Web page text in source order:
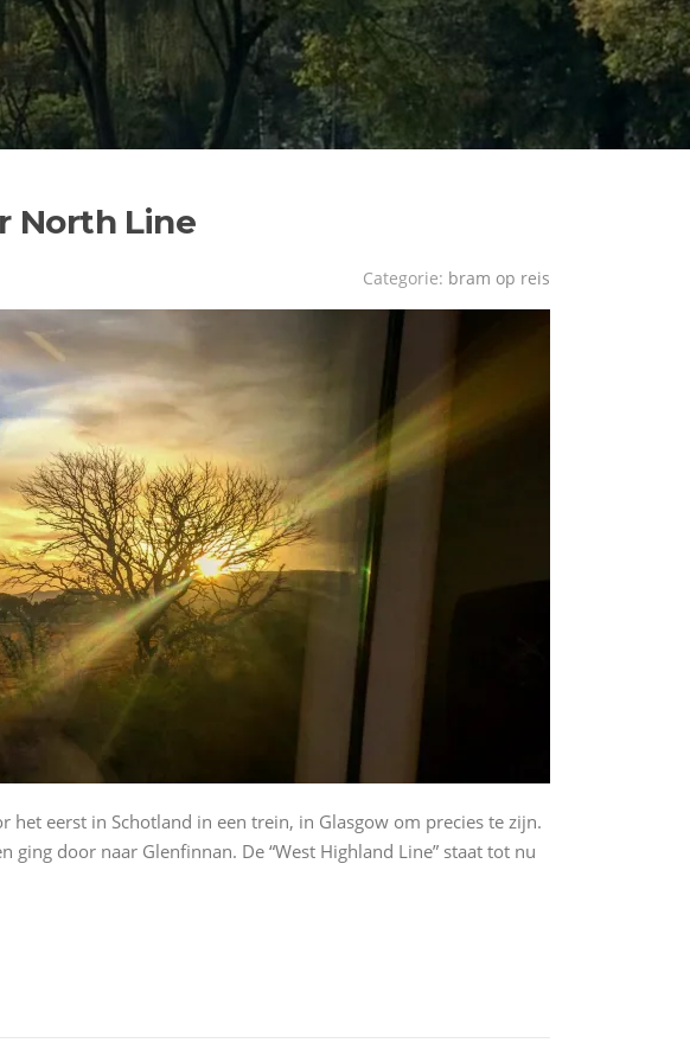
North Line
Categorie: bram op reis
het eerst in Schotland in een trein, in Glasgow om precies te zijn.
door naar Glenfinnan. De “West Highland Line” staat tot nu